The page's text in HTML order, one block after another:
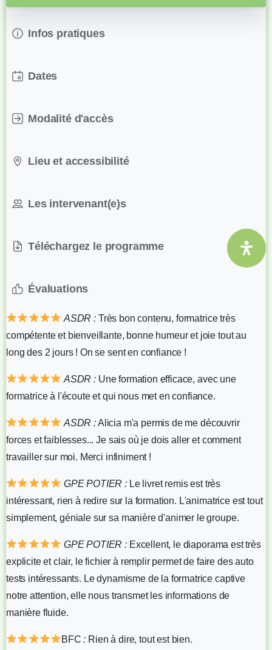
Infos pratiques
Dates
Modalité d'accès
Lieu et accessibilité
Les intervenant(e)s
Téléchargez le programme
Évaluations
ASDR :Très bon contenu, formatrice très
compétente et bienveillante, bonne humeur et joie tout au
long des 2 jours ! On se sent en confiance !
ASDR :Une formation efficace, avec une
formatrice à l'écoute et qui nous met en confiance.
ASDR :Alicia m'a permis de me découvrir
forces et faiblesses... Je sais où je dois aller et comment
travailler sur moi. Merci infiniment !
GPE POTIER : Le livret remis est très
intéressant, rien à redire sur la formation. L'animatrice est tout
simplement, géniale sur sa manière d'animer le groupe.
GPE POTIER : Excellent, le diaporama est très
explicite et clair, le fichier à remplir permet de faire des auto
tests intéressants. Le dynamisme de la formatrice captive
notre attention, elle nous transmet les informations de
manière fluide.
BFC : Rien à dire, tout est bien.